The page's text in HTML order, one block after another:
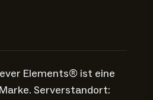
Elements® ist eine
Serverstandort: